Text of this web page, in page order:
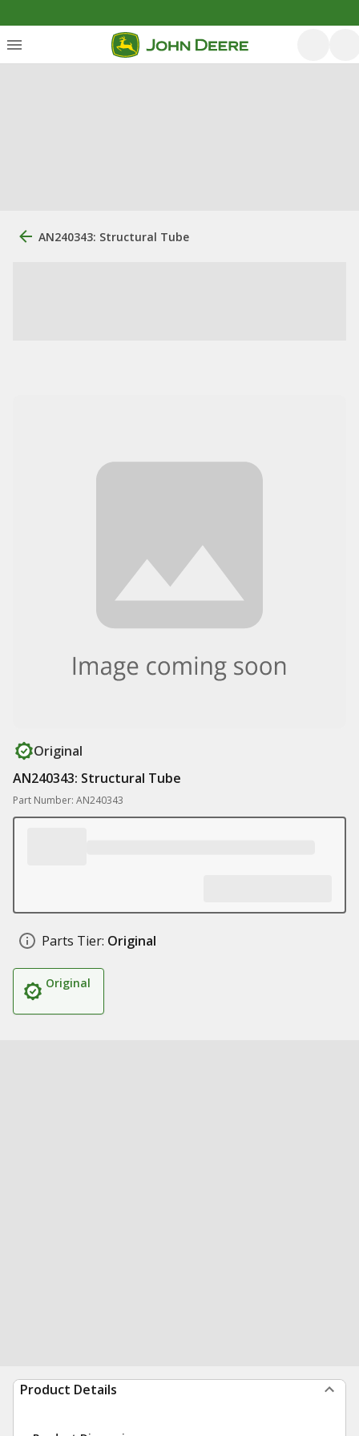
AN240343: Structural Tube
Original
AN240343: Structural Tube
Part Number: AN240343
Parts Tier: Original
Original
Product Details